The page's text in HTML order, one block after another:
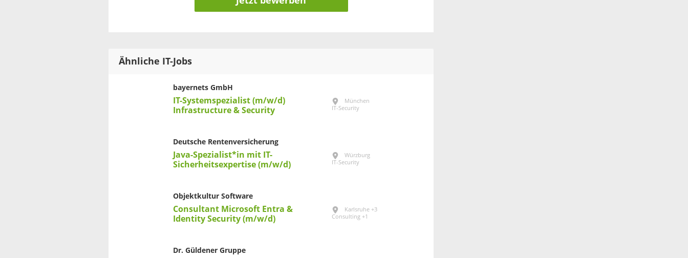
Ähnliche IT-Jobs
bayernets GmbH
IT-Systemspezialist (m/w/d)
Infrastructure & Security
München
IT-Security
Deutsche Rentenversicherung
Java-Spezialist*in mit IT-
Sicherheitsexpertise (m/w/d)
Würzburg
IT-Security
Objektkultur Software
Consultant Microsoft Entra &
Identity Security (m/w/d)
Karlsruhe +3
Consulting +1
Dr. Güldener Gruppe